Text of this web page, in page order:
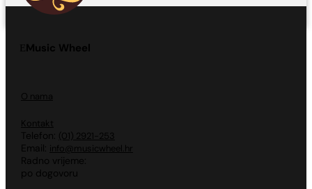
Music Wheel
O nama
Kontakt
Telefon: (01) 2921-253
Email: info@musicwheel.hr
Radno vrijeme:
po dogovoru